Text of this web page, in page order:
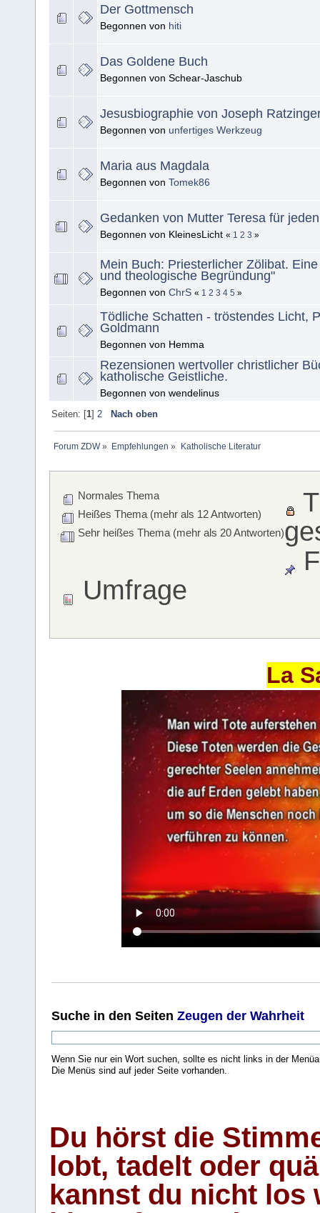
Der Gottmensch
Begonnen von hiti
Das Goldene Buch
Begonnen von Schear-Jaschub
Jesusbiographie von Joseph
Begonnen von unfertiges Werkzeug
Maria aus Magdala
Begonnen von Tomek86
Gedanken von Mutter Teresa für
Begonnen von KleinesLicht « 1 2 3 »
Mein Buch: Priesterlicher Zölibat.
und theologische Begründung"
Begonnen von ChrS « 1 2 3 4 5 »
Tödliche Schatten - tröstendes Licht,
Goldmann
Begonnen von Hemma
Rezensionen wertvoller christlicher
katholische Geistliche.
Begonnen von wendelinus
Seiten: [1] 2 Nach oben
Forum ZDW» Empfehlungen » Katholische Literatur
Normales Thema
Heißes Thema (mehr als 12 Antworten)
Sehr heißes Thema (mehr als 20 Antworten)
Umfrage
La
Suche in den Seiten Zeugen der Wahrheit
Wenn Sie nur ein Wort suchen, sollte es nicht links in der
Die Menüs sind auf jeder Seite vorhanden.
Du hörst die
lobt, tadelt oder
kannst du nicht los